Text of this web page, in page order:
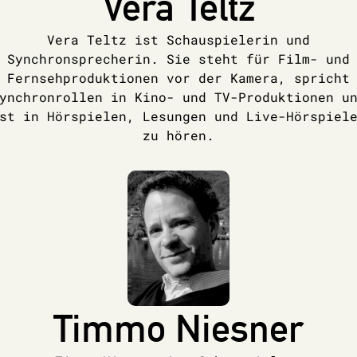
Vera Teltz ist Schauspielerin und
Synchronsprecherin. Sie steht für Film- und
Fernsehproduktionen vor der Kamera, spricht
in Kino- und TV-Produktionen
in Hörspielen, Lesungen und Live-
zu hören.
Timmo Niesner